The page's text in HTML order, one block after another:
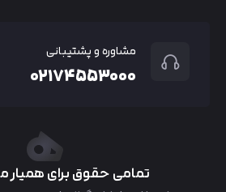
مشاوره و پشتیبانی
۰۲۱۷۴۵۵۳۰۰۰
تمامی حقوق برای